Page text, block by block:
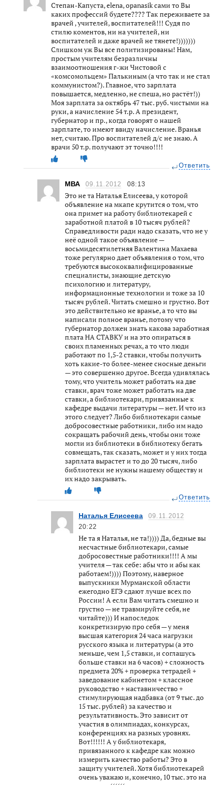
Степан-Капуста, elena, opanasik сами то Вы
каких профессий будете???? Так переживаете за
врачей , учителей, воспитателей!!! Судя по
стилю коментов, ни на учителей, ни
воспитателей и даже врачей не тянете!)))))))
Слишком уж Вы все политизированы! Нам,
простым учителям безразличны
взаимоотношения г-жи Чистовой с
«комсомольцем» Палькиным (а что так и не стал
коммунистом?). Главное, что зарплата
повышается, медленно, не спеша, но растёт!))
Моя зарплата за октябрь 47 тыс. руб. чистыми на
руки, а начисление 54 т.р. А президент,
губернатор и пр., когда говорят о нашей
зарплате, то имеют ввиду начисление. Вранья
нет, считаю. Про воспитателей д/c не знаю. А
врачи 50 т.р. получают эт точно!!!!
Ответить
МВА 09.11.2012 08:13
Это не та Наталья Елисеева, у которой
объявление на мкапе крутится о том, что
она примет на работу библиотекарей с
заработной платой в 10 тысяч рублей?
Справедливости ради надо сказать, что не у
неё одной такое объявление —
восьмидесятилетняя Валентина Махаева
тоже регулярно дает объявления о том, что
требуются высококвалифицированные
специалисты, знающие детскую
психологию и литературу,
информационные технологии и тоже за 10
тысяч рублей. Читать смешно и грустно. Вот
это действительно не вранье, а то что вы
написали полное вранье, потому что
губернатор должен знать какова заработная
плата НА СТАВКУ и на это опираться в
своих пламенных речах, а то что люди
работают по 1,5-2 ставки, чтобы получить
хоть какие-то более-менее сносные деньги
— это совершенно другое. Всегда удивлялась
тому, что учитель может работать на две
ставки, врач тоже может работать на две
ставки, а библиотекари, привязанные к
кафедре выдачи литературы — нет. И что из
этого следует? Либо библиотекари самые
добросовестные работники, либо им надо
сокращать рабочий день, чтобы они тоже
могли из библиотеки в библиотеку бегать
совмещать, так сказать, может и у них тогда
зарплата вырастет и то до 20 тысяч, либо
библиотеки не нужны нашему обществу и
их надо закрывать.
Ответить
Наталья Елисеева
09.11.2012
20:22
Не та я Наталья, не та!)))) Да, бедные вы
несчастные библиотекари, самые
добросовестные работники!!!! А мы
учителя — так себе: абы что и абы как
работаем!)))) Поэтому, наверное
выпускники Мурманской области
ежегодно ЕГЭ сдают лучше всех по
России! А если Вам читать смешно и
грустно — не травмируйте себя, не
читайте))) И напоследок
конкретизирую про себя — у меня
высшая категория 24 часа нагрузки
русского языка и литературы (а это
меньше, чем 1,5 ставки, и соглашусь
больше ставки на 6 часов) + сложность
предмета 20% + проверка тетрадей +
заведование кабинетом + классное
руководство + наставничество +
стимулирующая надбавка (от 9 тыс. до
15 тыс. рублей) за качество и
результативность. Это зависит от
участия в олимпиадах, конкурсах,
конференциях на разных уровнях.
Вот!!!!!! А у библиотекаря,
привязанного к кафедре как можно
измерить качество работы? Это в
защиту учителей. Хотя библиотекарей
очень уважаю и, конечно, 10 тыс. это на